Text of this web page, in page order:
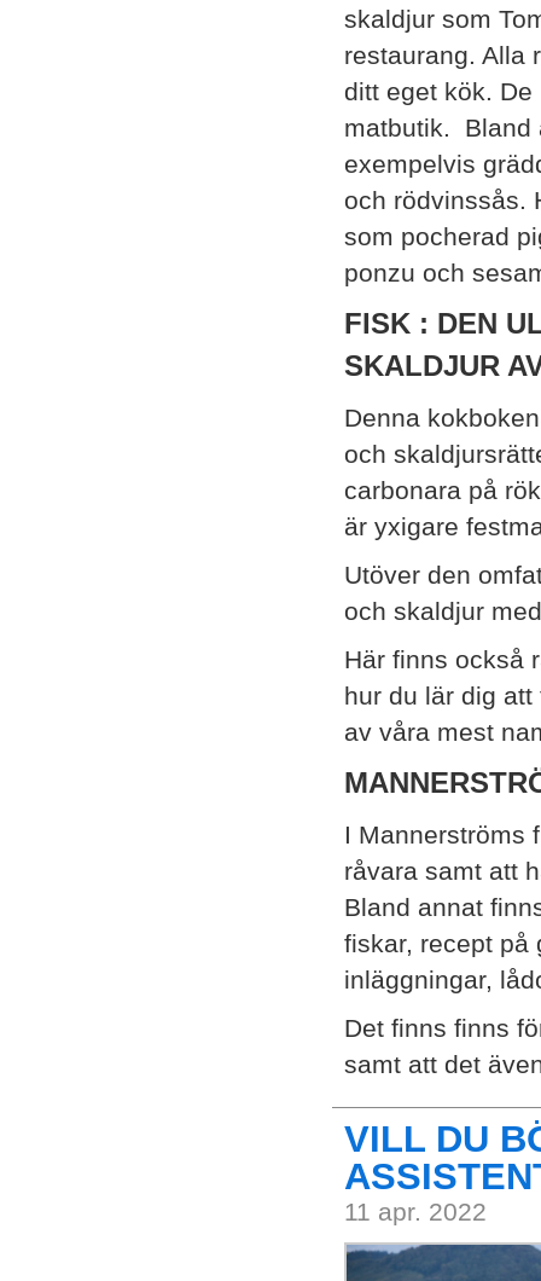
skaldjur som
restaurang. Alla
ditt eget kök.
matbutik. Bland
exempelvis
och rödvinssås.
som pocherad
ponzu och
FISK : DEN
SKALDJUR
Denna
och
carbonara på
är yxigare
Utöver den
och skaldjur
Här finns också
hur du lär dig
av våra mest
I Mannerströms
råvara samt att
Bland annat
fiskar, recept på
inläggningar,
Det finns finns
samt att det
VILL DU
11 apr. 2022